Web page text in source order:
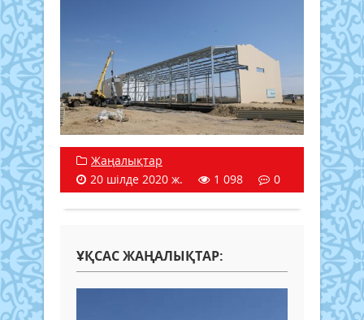
Жаңалықтар
20 шілде 2020 ж.
1 098 0
ҰҚСАС ЖАҢАЛЫҚТАР: